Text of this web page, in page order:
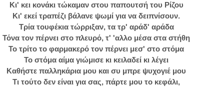
Κι' κει κονάκι τώκαμαν στου παπουτσή του Ρίζου
Κι' εκεί τραπέζι βάλανε ψωμί για να δειπνίσουν.
Τρία τουφέκια τώρριξαν, τα τρ' αράδ' αράδα
Τόνα τον πέρνει στο πλευρό, τ' 'αλλο μέσα στα στήθη
Το τρίτο το φαρμακερό τον πέρνει μεσ' στο στόμα
Το στόμα αίμα γιώμισε κι κειλαδεί κι λέγει
Καθήστε παλληκάρια μου και συ μπρε ψυχογιέ μου
Τι τούτο δεν είναι για σας, πάρτε μου το κεφάλι,